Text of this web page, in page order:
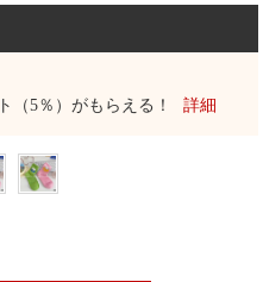
（5％）がもらえる！ 詳細